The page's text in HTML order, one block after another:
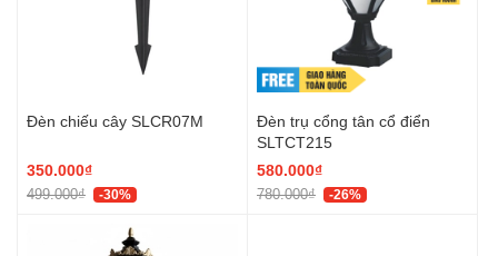
Đèn chiếu cây SLCR07M
350.000₫
499.000₫ -30%
Đèn trụ cổng tân cổ điển
SLTCT215
580.000₫
780.000₫ -26%